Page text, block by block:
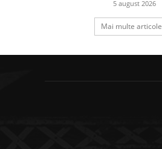
5 august 2026
Mai multe articole